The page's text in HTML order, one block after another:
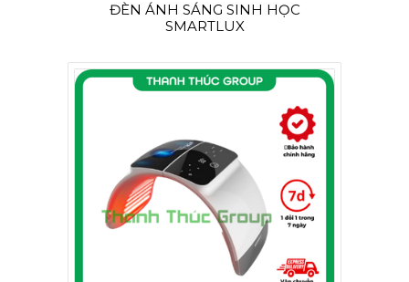
ĐÈN ÁNH SÁNG SINH HỌC
SMARTLUX